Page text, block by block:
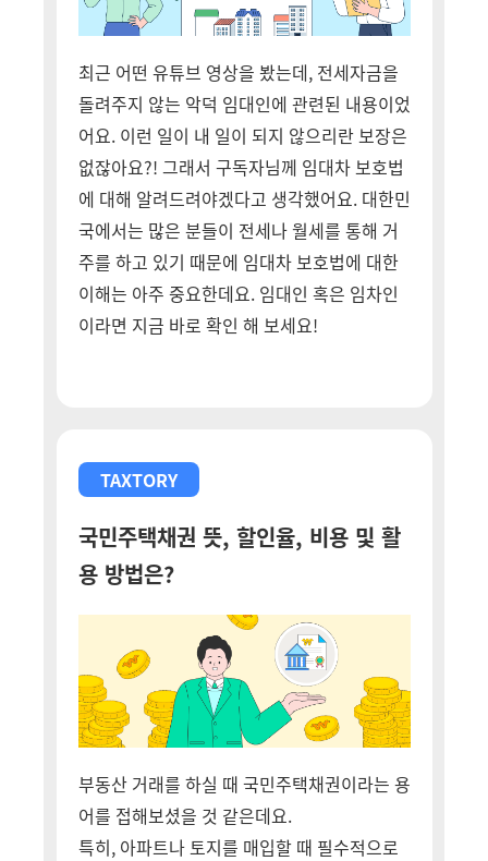
최근 어떤 유튜브 영상을 봤는데, 전세자금을
돌려주지 않는 악덕 임대인에 관련된 내용이었
어요. 이런 일이 내 일이 되지 않으리란 보장은
없잖아요?! 그래서 구독자님께 임대차 보호법
에 대해 알려드려야겠다고 생각했어요. 대한민
국에서는 많은 분들이 전세나 월세를 통해 거
주를 하고 있기 때문에 임대차 보호법에 대한
이해는 아주 중요한데요. 임대인 혹은 임차인
이라면 지금 바로 확인 해 보세요!
TAXTORY
국민주택채권 뜻, 할인율, 비용 및 활
용 방법은?
부동산 거래를 하실 때 국민주택채권이라는 용
어를 접해보셨을 것 같은데요.
특히, 아파트나 토지를 매입할 때 필수적으로